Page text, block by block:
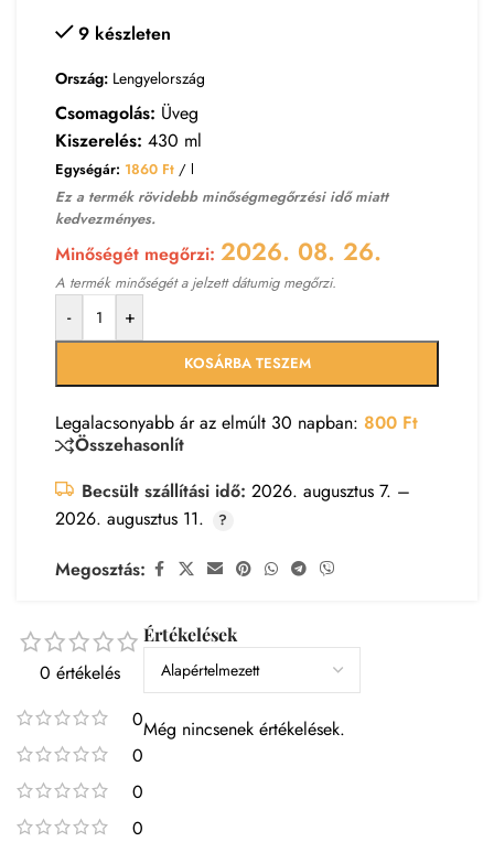
9 készleten
Ország: Lengyelország
Csomagolás: Üveg
Kiszerelés: 430 ml
Egységár: 1860 Ft / l
Ez a termék rövidebb minőségmegőrzési idő miatt
kedvezményes.
Minőségét megőrzi: 2026. 08. 26.
A termék minőségét a jelzett dátumig megőrzi.
- +
KOSÁRBA TESZEM
Legalacsonyabb ár az elmúlt 30 napban: 800 Ft
Összehasonlít
Becsült szállítási idő: 2026. augusztus 7. –
2026. augusztus 11.
Megosztás:
0 értékelés
0
0
0
0
Értékelések
Még nincsenek értékelések.